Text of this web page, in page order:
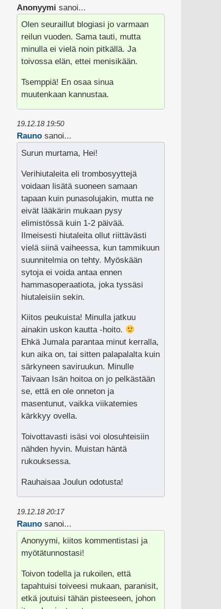
Anonyymi sanoi...
Olen seuraillut blogiasi jo varmaan
reilun vuoden. Sama tauti, mutta
minulla ei vielä noin pitkällä. Ja
toivossa elän, ettei menisikään.
Tsemppiä! En osaa sinua
muutenkaan kannustaa.
19.12.18 19:50
Raunosanoi...
Surun murtama, Hei!
Verihiutaleita eli trombosyyttejä
voidaan lisätä suoneen samaan
tapaan kuin punasolujakin, mutta ne
eivät lääkärin mukaan pysy
elimistössä kuin 1-2 päivää.
Ilmeisesti hiutaleita ollut riittävästi
vielä siinä vaiheessa, kun tammikuun
suunnitelmia on tehty. Myöskään
sytoja ei voida antaa ennen
hammasoperaatiota, joka tyssäsi
hiutaleisiin sekin.
Kiitos peukuista! Minulla jatkuu
ainakin uskon kautta -hoito.
Ehkä Jumala parantaa minut kerralla,
kun aika on, tai sitten palapalalta kuin
särkyneen saviruukun. Minulle
Taivaan Isän hoitoa on jo pelkästään
se, että en ole onneton ja
masentunut, vaikka viikatemies
kärkkyy ovella.
Toivottavasti isäsi voi olosuhteisiin
nähden hyvin. Muistan häntä
rukouksessa.
Rauhaisaa Joulun odotusta!
19.12.18 20:17
Raunosanoi...
Anonyymi, kiitos kommentistasi ja
myötätunnostasi!
Toivon todella ja rukoilen, että
tapahtuisi toiveesi mukaan, paranisit,
etkä joutuisi tähän pisteeseen, johon